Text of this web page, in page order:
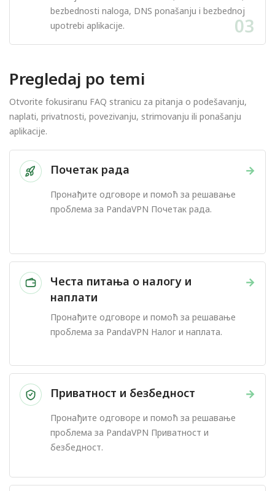
bezbednosti naloga, DNS ponašanju i bezbednoj
upotrebi aplikacije.
03
Pregledaj po temi
Otvorite fokusiranu FAQ stranicu za pitanja o podešavanju,
naplati, privatnosti, povezivanju, strimovanju ili ponašanju
aplikacije.
→
Почетак рада
Пронађите одговоре и помоћ за решавање
проблема за PandaVPN Почетак рада.
→
Честа питања о налогу и
наплати
Пронађите одговоре и помоћ за решавање
проблема за PandaVPN Налог и наплата.
→
Приватност и безбедност
Пронађите одговоре и помоћ за решавање
проблема за PandaVPN Приватност и
безбедност.